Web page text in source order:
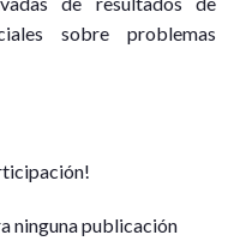
sobre problemas
ninguna publicación